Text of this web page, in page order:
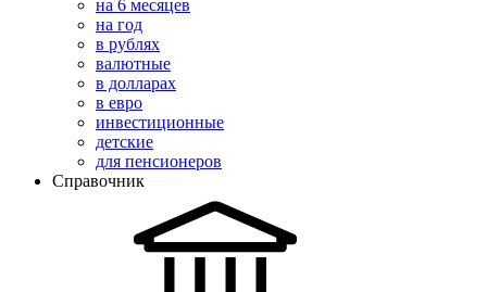
на 6 месяцев
на год
в рублях
валютные
в долларах
в евро
инвестиционные
детские
для пенсионеров
Справочник